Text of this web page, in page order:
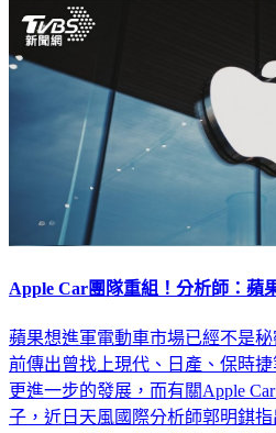
社會
蘋果想進軍電動車市場已經不是
前傳出曾找上現代、日產、保時
更進一步的發展，而有關Apple